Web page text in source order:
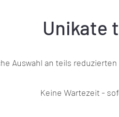
Unikate
Auswahl an teils
Keine Wartezeit -